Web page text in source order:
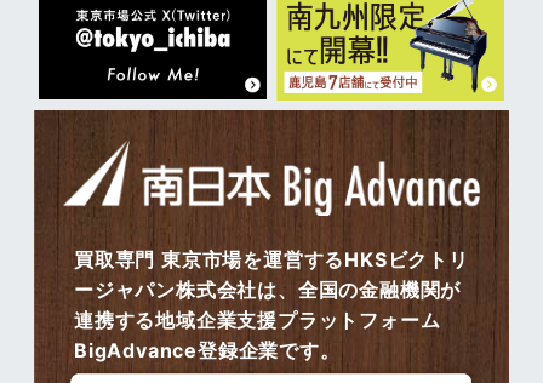
買取専門 東京市場を運営するHKSビクトリ
ージャパン株式会社は、全国の金融機関が
連携する地域企業支援プラットフォーム
BigAdvance登録企業です。